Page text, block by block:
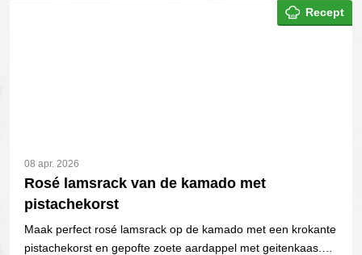
Recept
08 apr. 2026
Rosé lamsrack van de kamado met
pistachekorst
Maak perfect rosé lamsrack op de kamado met een krokante
pistachekorst en gepofte zoete aardappel met geitenkaas.